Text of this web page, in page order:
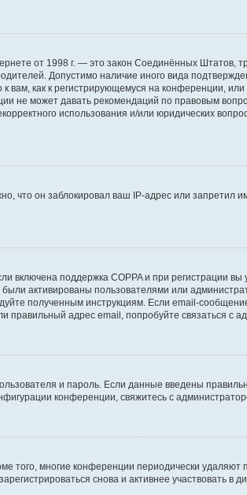
от 1998 г. — это закон Соединённых Штатов,
Допустимо наличие иного вида
как к регистрирующемуся на конференции, или
не может давать рекомендаций по правовым
использования и/или юридических
что он заблокировал ваш IP-адрес или запретил
поддержка COPPA и при регистрации вы
активированы пользователями или
полученным инструкциям. Если email-
адрес email, попробуйте связаться с
и пароль. Если данные введены
конференции, свяжитесь с
того, многие конференции периодически удаляют
снова и активнее участвовать в